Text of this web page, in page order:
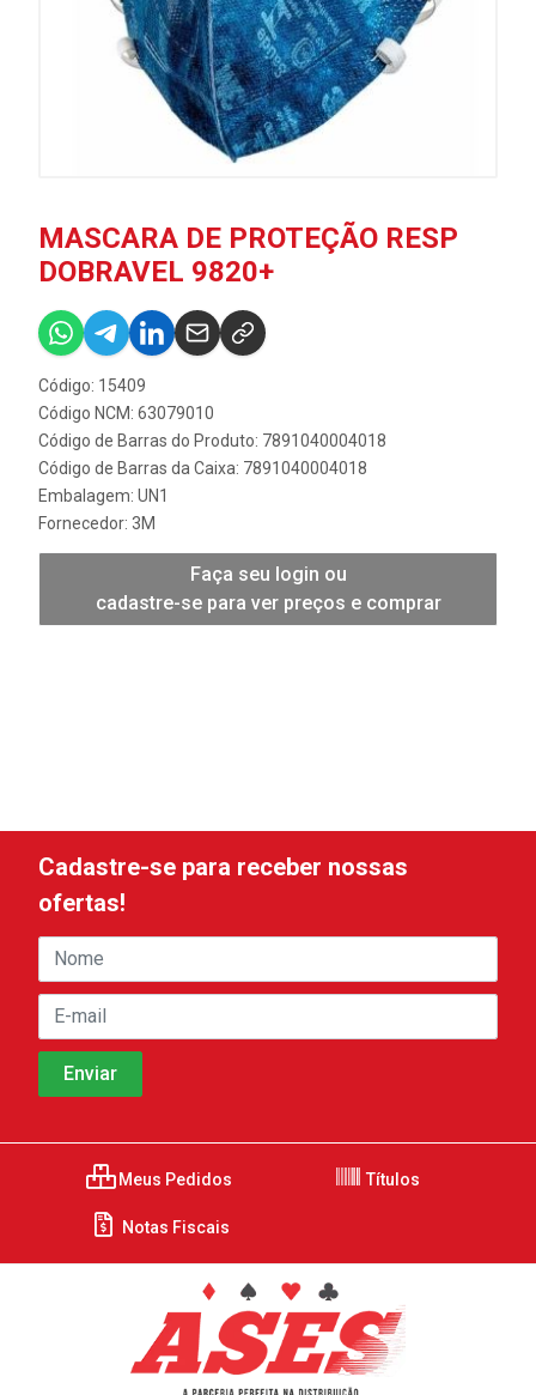
MASCARA DE PROTEÇÃO RESP
DOBRAVEL 9820+
Código: 15409
Código NCM: 63079010
Código de Barras do Produto: 7891040004018
Código de Barras da Caixa: 7891040004018
Embalagem: UN1
Fornecedor: 3M
Faça seu login ou
cadastre-se para ver preços e comprar
Cadastre-se para receber nossas
ofertas!
Meus Pedidos Títulos
Notas Fiscais